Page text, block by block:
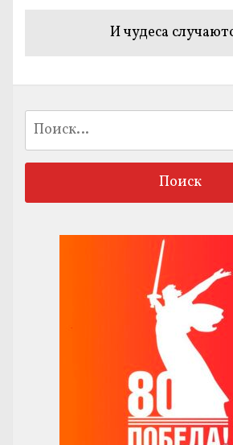
Следующая
И чудеса
Найти: